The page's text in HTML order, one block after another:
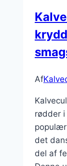
Af
rødder i
populær
det
del af